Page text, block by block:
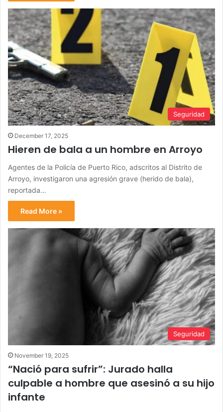
Seguridad
December 17, 2025
Hieren de bala a un hombre en Arroyo
Agentes de la Policía de Puerto Rico, adscritos al Distrito de
Arroyo, investigaron una agresión grave (herido de bala),
reportada…
Read More »
Seguridad
November 19, 2025
“Nació para sufrir”: Jurado halla
culpable a hombre que asesinó a su hijo
infante